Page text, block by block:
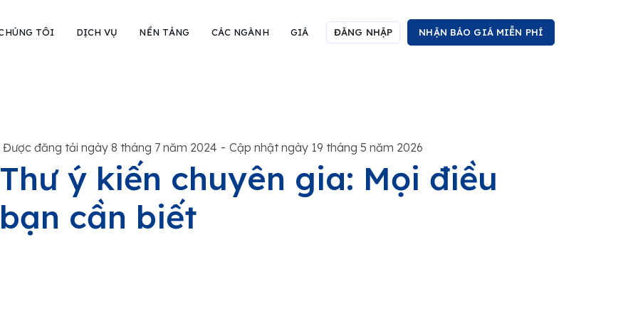
TÔI DỊCH VỤ NỀN TẢNG CÁC NGÀNH GIÁ ĐĂNG NHẬP NHẬN BÁO GIÁ MIỄN PHÍ
Được đăng tải ngày 8 tháng 7 năm 2024 - Cập nhật ngày 19 tháng 5 năm 2026
ý kiến ​​chuyên gia: Mọi điều
cần biết